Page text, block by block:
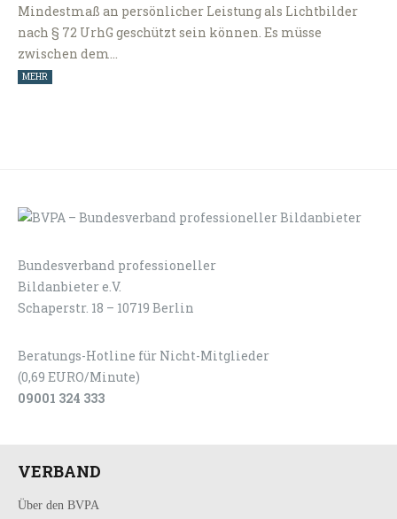
Mindestmaß an persönlicher Leistung als Lichtbilder
nach § 72 UrhG geschützt sein können. Es müsse
zwischen dem…
MEHR
Bundesverband professioneller
Bildanbieter e.V.
Schaperstr. 18 – 10719 Berlin
Beratungs-Hotline für Nicht-Mitglieder
(0,69 EURO/Minute)
09001 324 333
VERBAND
Über den BVPA